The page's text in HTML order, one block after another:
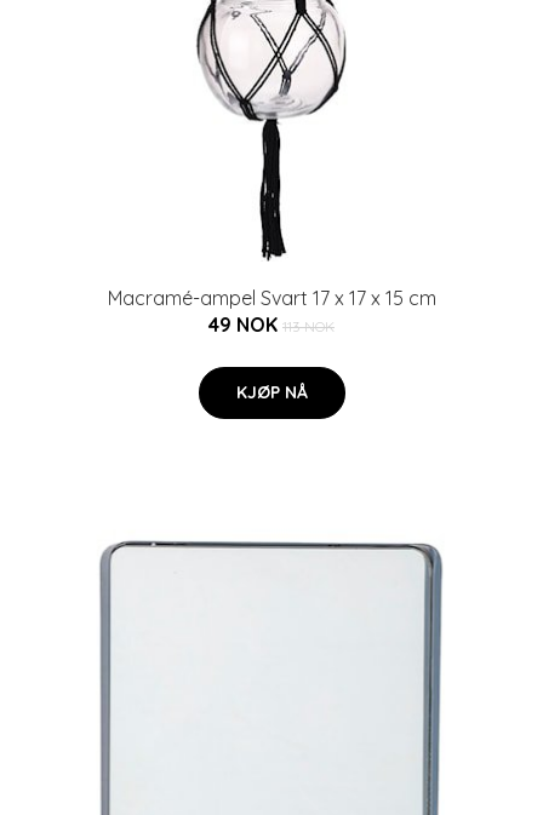
Macramé-ampel Svart 17 x 17 x 15 cm
49 NOK 113 NOK
KJØP NÅ